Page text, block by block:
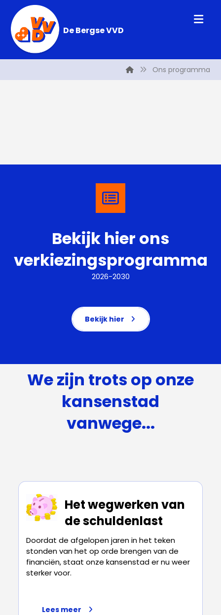
De Bergse VVD
Ons programma
Bekijk hier ons
verkiezingsprogramma
2026-2030
Bekijk hier
We zijn trots op onze
kansenstad
vanwege...
Het wegwerken van
de schuldenlast
Doordat de afgelopen jaren in het teken
stonden van het op orde brengen van de
financiën, staat onze kansenstad er nu weer
sterker voor.
Lees meer